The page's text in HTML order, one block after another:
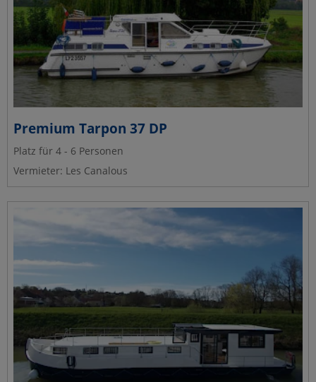
Premium Tarpon 37 DP
Platz für 4 - 6 Personen
Vermieter: Les Canalous